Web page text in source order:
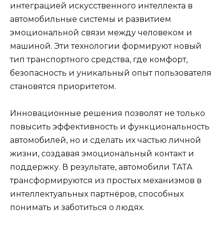
интеграцией искусственного интеллекта в
автомобильные системы и развитием
эмоциональной связи между человеком и
машиной. Эти технологии формируют новый
тип транспортного средства, где комфорт,
безопасность и уникальный опыт пользователя
становятся приоритетом.
Инновационные решения позволят не только
повысить эффективность и функциональность
автомобилей, но и сделать их частью личной
жизни, создавая эмоциональный контакт и
поддержку. В результате, автомобили TATA
трансформируются из простых механизмов в
интеллектуальных партнёров, способных
понимать и заботиться о людях.